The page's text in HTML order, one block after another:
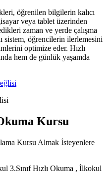
öğrenilen bilgilerin kalıcı
veya tablet üzerinden
zaman ve yerde çalışma
sistem, öğrencilerin ilerlemesini
optimize eder. Hızlı
hem de günlük yaşamda
Kursu
Kursu Almak İsteyenlere
3.Sınıf Hızlı Okuma , İlkokul